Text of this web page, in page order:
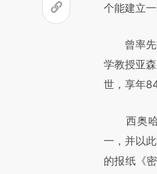
个能建立
曾率先揭
学教授亚
世，享年84
西奥哈
一，并以
的报纸《